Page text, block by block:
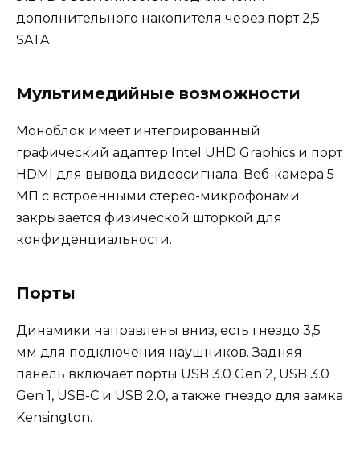
дополнительного накопителя через порт 2,5
SATA.
Мультимедийные возможности
Моноблок имеет интегрированный
графический адаптер Intel UHD Graphics и порт
HDMI для вывода видеосигнала. Веб-камера 5
МП с встроенными стерео-микрофонами
закрывается физической шторкой для
конфиденциальности.
Порты
Динамики направлены вниз, есть гнездо 3,5
мм для подключения наушников. Задняя
панель включает порты USB 3.0 Gen 2, USB 3.0
Gen 1, USB-C и USB 2.0, а также гнездо для замка
Kensington.